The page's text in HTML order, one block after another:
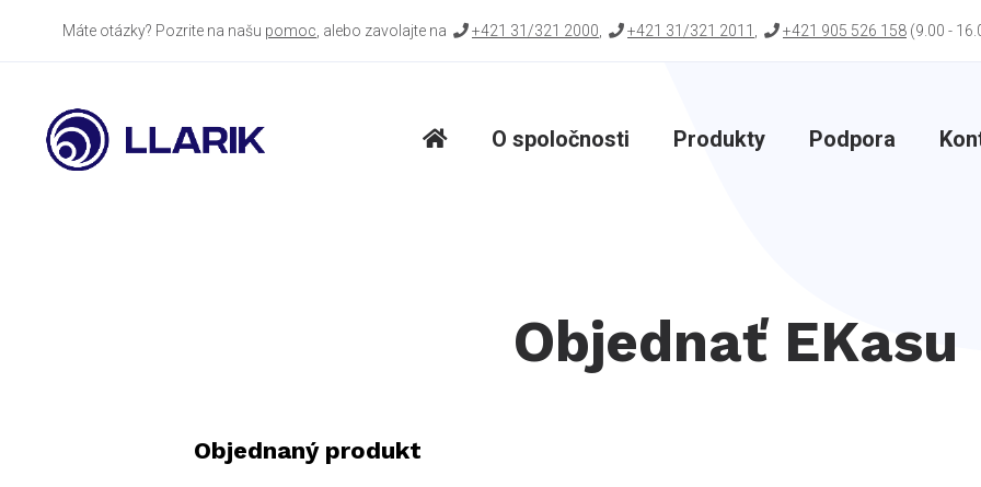
Máte otázky? Pozrite na našu pomoc , alebo zavolajte na +421 31/321 2000 +421 31/321 2011 +421 905 526 158 (9.00 -
O spoločnosti Produkty Podpora
Objednať EKasu
Objednaný produkt